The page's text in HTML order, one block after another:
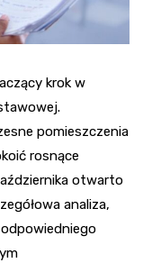
krok w
pomieszczenia
rosnące
otwarto
analiza,